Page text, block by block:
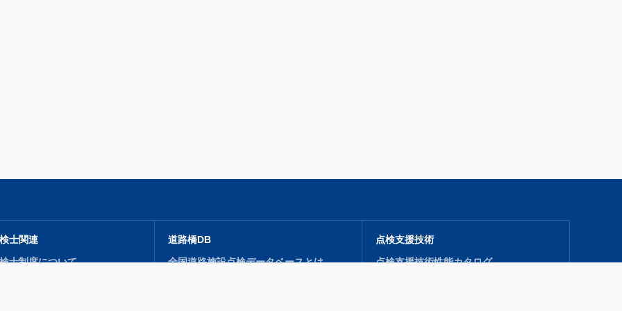
士関連
士制度について
道路橋DB
全国道路施設点検データベースとは
点検支援技術
点検支援技術性能カタログ